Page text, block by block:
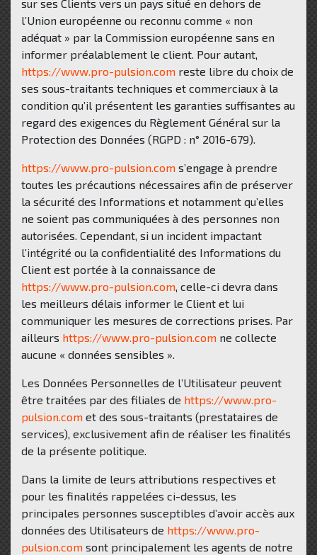
sur ses Clients vers un pays situé en dehors de
l’Union européenne ou reconnu comme « non
adéquat » par la Commission européenne sans en
informer préalablement le client. Pour autant,
https://www.pro-pulsion.com reste libre du choix de
ses sous-traitants techniques et commerciaux à la
condition qu’il présentent les garanties suffisantes au
regard des exigences du Règlement Général sur la
Protection des Données (RGPD : n° 2016-679).
https://www.pro-pulsion.com s’engage à prendre
toutes les précautions nécessaires afin de préserver
la sécurité des Informations et notamment qu’elles
ne soient pas communiquées à des personnes non
autorisées. Cependant, si un incident impactant
l’intégrité ou la confidentialité des Informations du
Client est portée à la connaissance de
https://www.pro-pulsion.com, celle-ci devra dans
les meilleurs délais informer le Client et lui
communiquer les mesures de corrections prises. Par
ailleurs https://www.pro-pulsion.com ne collecte
aucune « données sensibles ».
Les Données Personnelles de l’Utilisateur peuvent
être traitées par des filiales de https://www.pro-
pulsion.com et des sous-traitants (prestataires de
services), exclusivement afin de réaliser les finalités
de la présente politique.
Dans la limite de leurs attributions respectives et
pour les finalités rappelées ci-dessus, les
principales personnes susceptibles d’avoir accès aux
données des Utilisateurs de https://www.pro-
pulsion.com sont principalement les agents de notre